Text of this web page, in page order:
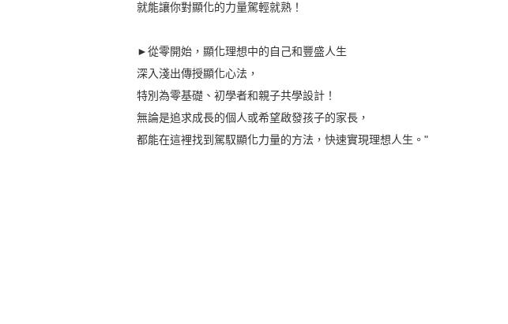
就能讓你對顯化的力量駕輕就熟！
►從零開始，顯化理想中的自己和豐盛人生
深入淺出傳授顯化心法，
特別為零基礎、初學者和親子共學設計！
無論是追求成長的個人或希望啟發孩子的家長，
都能在這裡找到駕馭顯化力量的方法，快速實現理想人生。"